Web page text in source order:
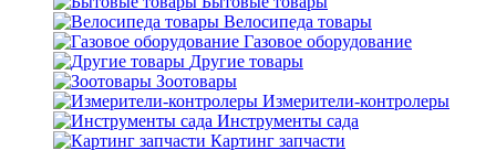
Велосипеда товары
Газовое оборудование
Другие товары
Зоотовары
Измерители-контролеры
Инструменты сада
Картинг запчасти